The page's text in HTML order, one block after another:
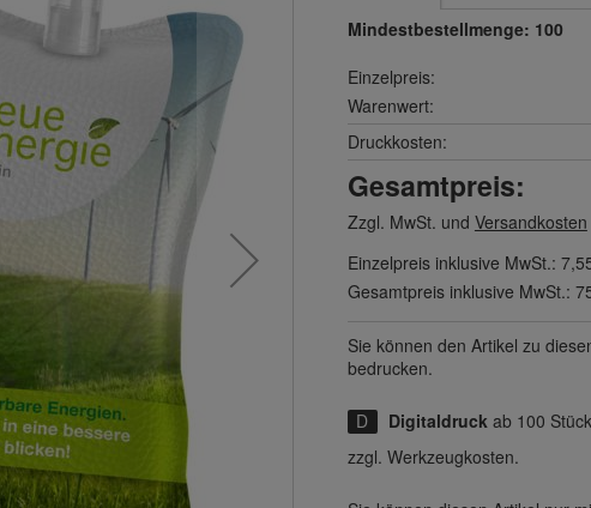
Mindestbestellmenge: 100
Einzelpreis:
Warenwert:
Druckkosten:
Gesamtpreis:
Zzgl. MwSt. und Versandkosten
Einzelpreis inklusive MwSt.:
Gesamtpreis inklusive MwSt.:
Sie können den Artikel zu
bedrucken.
Digitaldruck ab 100
zzgl. Werkzeugkosten.